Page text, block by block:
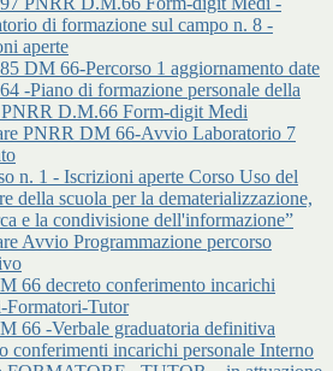
di formazione sul campo n. 8 -
aperte
DM 66-Percorso 1 aggiornamento date
-Piano di formazione personale della
PNRR D.M.66 Form-digit Medi
PNRR DM 66-Avvio Laboratorio 7
n. 1 - Iscrizioni aperte Corso Uso del
della scuola per la dematerializzazione,
e la condivisione dell'informazione”
Avvio Programmazione percorso
66 decreto conferimento incarichi
Formatori-Tutor
66 -Verbale graduatoria definitiva
conferimenti incarichi personale Interno